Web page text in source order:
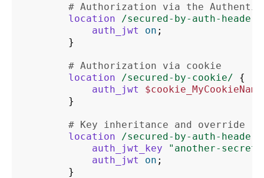
# Authorization via the
location
/secured-by-auth-header/
auth_jwt
on ;
}
# Authorization via cookie
location
/secured-by-cookie/
{
auth_jwt
$cookie_MyCookieName
}
# Key inheritance and override
location
/secured-by-auth-
auth_jwt_key
"another-secret"
auth_jwt
on ;
}